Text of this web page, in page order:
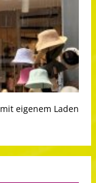
eigenem Laden